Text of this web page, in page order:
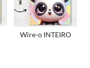
Wire-o INTEIRO